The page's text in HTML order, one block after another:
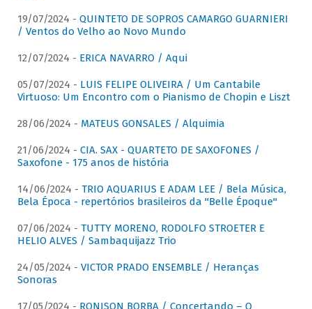
19/07/2024 - QUINTETO DE SOPROS CAMARGO GUARNIERI
/ Ventos do Velho ao Novo Mundo
12/07/2024 - ERICA NAVARRO / Aqui
05/07/2024 - LUIS FELIPE OLIVEIRA / Um Cantabile
Virtuoso: Um Encontro com o Pianismo de Chopin e Liszt
28/06/2024 - MATEUS GONSALES / Alquimia
21/06/2024 - CIA. SAX - QUARTETO DE SAXOFONES /
Saxofone - 175 anos de história
14/06/2024 - TRIO AQUARIUS E ADAM LEE / Bela Música,
Bela Época - repertórios brasileiros da "Belle Époque"
07/06/2024 - TUTTY MORENO, RODOLFO STROETER E
HELIO ALVES / Sambaquijazz Trio
24/05/2024 - VICTOR PRADO ENSEMBLE / Heranças
Sonoras